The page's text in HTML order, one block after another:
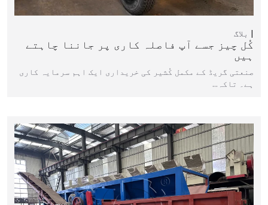
بلاگ
کُل چیز جسے آپ فاصلہ کاری پر جاننا چاہتے
ہیں
صنعتی گریڈ کے مکمل کُشیر کی خریداری ایک اہم سرمایہ کاری
ہے۔ تاکہ…